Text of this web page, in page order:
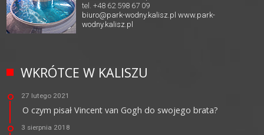
tel. +48 62 598 67 09
biuro@park-wodny.kalisz.pl www.park-
wodny.kalisz.pl
WKRÓTCE W KALISZU
27 lutego 2021
O czym pisał Vincent van Gogh do swojego brata?
3 sierpnia 2018